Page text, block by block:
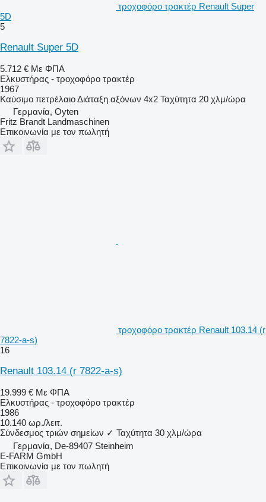
τροχοφόρο τρακτέρ Renault Super
5D
5
Renault Super 5D
5.712 € Με ΦΠΑ
Ελκυστήρας - τροχοφόρο τρακτέρ
1967
Καύσιμο πετρέλαιοΔιάταξη αξόνων 4x2 Ταχύτητα 20 χλμ/ώρα
Γερμανία, Oyten
Fritz Brandt Landmaschinen
Επικοινωνία με τον πωλητή
τροχοφόρο τρακτέρ Renault 103.14 (r
7822-a-s)
16
Renault 103.14 (r 7822-a-s)
19.999 € Με ΦΠΑ
Ελκυστήρας - τροχοφόρο τρακτέρ
1986
10.140 ωρ./λειτ.
Σύνδεσμος τριών σημείων ✓ Ταχύτητα 30 χλμ/ώρα
Γερμανία, De-89407 Steinheim
E-FARM GmbH
Επικοινωνία με τον πωλητή